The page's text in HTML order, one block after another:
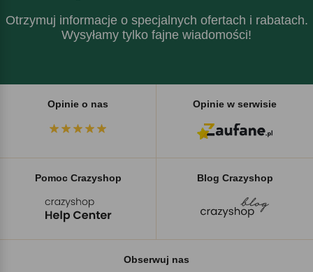
Otrzymuj informacje o specjalnych ofertach i rabatach.
Wysyłamy tylko fajne wiadomości!
Opinie o nas Opinie w serwisie
Pomoc Crazyshop Blog Crazyshop
Obserwuj nas